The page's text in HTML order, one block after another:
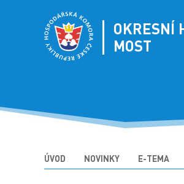
OKRESNÍ
MOST
ÚVOD NOVINKY E-TEMA